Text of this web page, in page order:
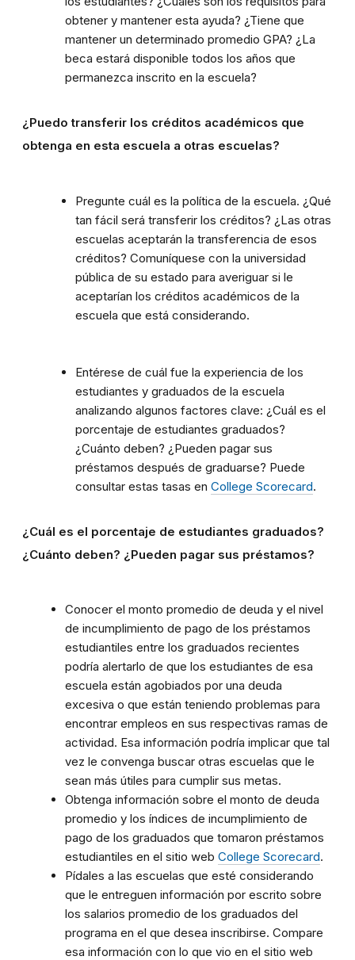
obtener y mantener esta ayuda? ¿Tiene que
mantener un determinado promedio GPA? ¿La
beca estará disponible todos los años que
permanezca inscrito en la escuela?
¿Puedo transferir los créditos académicos que
obtenga en esta escuela a otras escuelas?
Pregunte cuál es la política de la escuela. ¿Qué
tan fácil será transferir los créditos? ¿Las otras
escuelas aceptarán la transferencia de esos
créditos? Comuníquese con la universidad
pública de su estado para averiguar si le
aceptarían los créditos académicos de la
escuela que está considerando.
Entérese de cuál fue la experiencia de los
estudiantes y graduados de la escuela
analizando algunos factores clave: ¿Cuál es el
porcentaje de estudiantes graduados?
¿Cuánto deben? ¿Pueden pagar sus
préstamos después de graduarse? Puede
consultar estas tasas en College Scorecard.
¿Cuál es el porcentaje de estudiantes graduados?
¿Cuánto deben? ¿Pueden pagar sus préstamos?
Conocer el monto promedio de deuda y el nivel
de incumplimiento de pago de los préstamos
estudiantiles entre los graduados recientes
podría alertarlo de que los estudiantes de esa
escuela están agobiados por una deuda
excesiva o que están teniendo problemas para
encontrar empleos en sus respectivas ramas de
actividad. Esa información podría implicar que tal
vez le convenga buscar otras escuelas que le
sean más útiles para cumplir sus metas.
Obtenga información sobre el monto de deuda
promedio y los índices de incumplimiento de
pago de los graduados que tomaron préstamos
estudiantiles en el sitio web College Scorecard.
Pídales a las escuelas que esté considerando
que le entreguen información por escrito sobre
los salarios promedio de los graduados del
programa en el que desea inscribirse. Compare
esa información con lo que vio en el sitio web